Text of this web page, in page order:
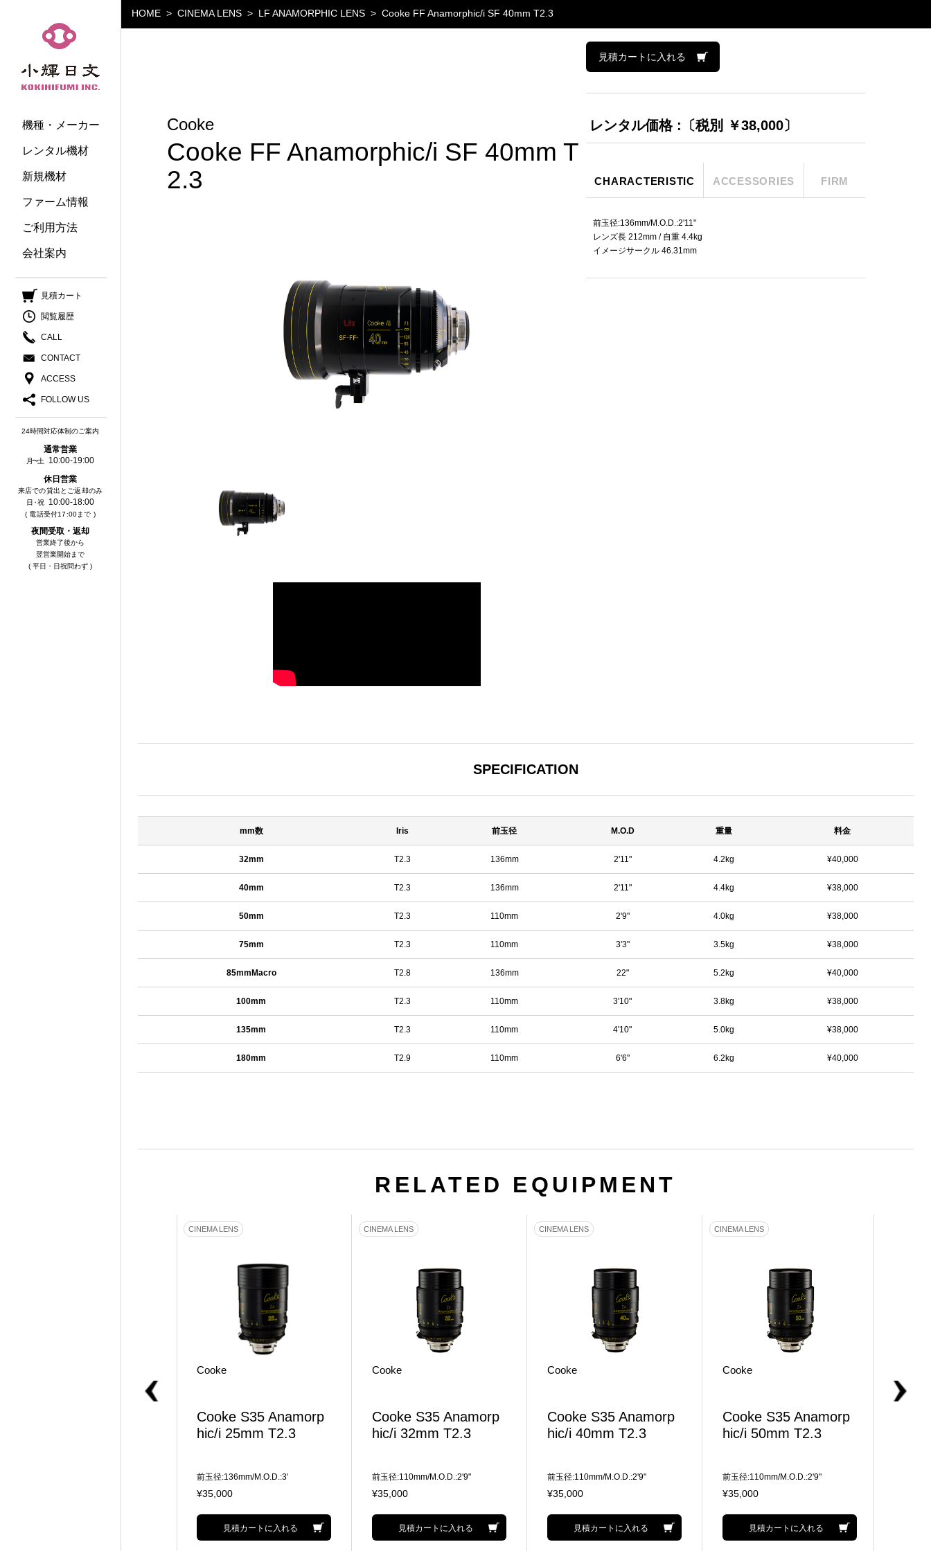
小輝日文
機種・メーカー
レンタル機材
新規機材
ファーム情報
ご利用方法
会社案内
24時間対応体制のご案内
通常営業
月〜土
10:00-19:00
休⽇営業
来店での貸出とご返却のみ
⽇・祝
10:00-18:00
( 電話受付17:00まで )
夜間受取・返却
営業終了後から
翌営業開始まで
( 平日・日祝問わず )
見積カート
閲覧履歴
CALL
CONTACT
ACCESS
FOLLOW US
HOME CINEMA LENS LF ANAMORPHIC LENS Cooke FF Anamorphic/i SF 40mm T2.3
Cooke
Cooke FF Anamorphic/i SF 40mm T
2.3
見積カートに入れる
レンタル価格 :〔税別 ￥38,000〕
CHARACTERISTIC ACCESSORIES FIRM
前玉径:136mm/M.O.D.:2'11"
レンズ長 212mm / 自重 4.4kg
イメージサークル 46.31mm
SPECIFICATION
mm数 Iris 前玉径 M.O.D 重量 料金
32mm T2.3 136mm 2'11" 4.2kg ¥40,000
40mm T2.3 136mm 2'11" 4.4kg ¥38,000
50mm T2.3 110mm 2'9" 4.0kg ¥38,000
75mm T2.3 110mm 3'3" 3.5kg ¥38,000
85mmMacro T2.8 136mm 22" 5.2kg ¥40,000
100mm T2.3 110mm 3'10" 3.8kg ¥38,000
135mm T2.3 110mm 4'10" 5.0kg ¥38,000
180mm T2.9 110mm 6'6" 6.2kg ¥40,000
RELATED EQUIPMENT
CINEMA LENS
Cooke
Cooke S35 Anamorp
hic/i 25mm T2.3
前玉径:136mm/M.O.D.:3'
¥35,000
見積カートに入れる
CINEMA LENS
Cooke
Cooke S35 Anamorp
hic/i 32mm T2.3
前玉径:110mm/M.O.D.:2'9"
¥35,000
見積カートに入れる
CINEMA LENS
Cooke
Cooke S35 Anamorp
hic/i 40mm T2.3
前玉径:110mm/M.O.D.:2'9"
¥35,000
見積カートに入れる
CINEMA LENS
Cooke
Cooke S35 Anamorp
hic/i 50mm T2.3
前玉径:110mm/M.O.D.:2'9"
¥35,000
見積カートに入れる